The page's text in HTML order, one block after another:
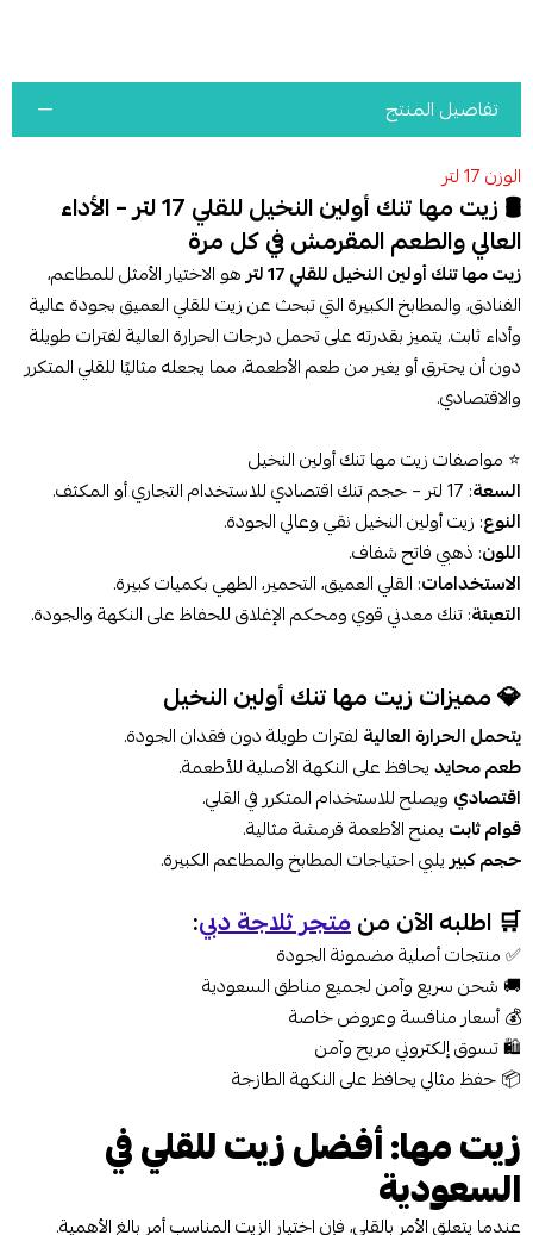
تفاصيل المنتج
الوزن 17 لتر
🛢️ زيت مها تنك أولين النخيل للقلي 17 لتر – الأداء
العالي والطعم المقرمش في كل مرة
زيت مها تنك أولين النخيل للقلي 17 لتر
هو الاختيار الأمثل للمطاعم،
الفنادق، والمطابخ الكبيرة التي تبحث عن زيت للقلي العميق بجودة عالية
وأداء ثابت. يتميز بقدرته على تحمل درجات الحرارة العالية لفترات طويلة
دون أن يحترق أو يغير من طعم الأطعمة، مما يجعله مثاليًا للقلي المتكرر
والاقتصادي.
⭐ مواصفات زيت مها تنك أولين النخيل
السعة: 17 لتر – حجم تنك اقتصادي للاستخدام التجاري أو المكثف.
النوع: زيت أولين النخيل نقي وعالي الجودة.
اللون: ذهبي فاتح شفاف.
الاستخدامات: القلي العميق، التحمير، الطهي بكميات كبيرة.
التعبئة: تنك معدني قوي ومحكم الإغلاق للحفاظ على النكهة والجودة.
💎 مميزات زيت مها تنك أولين النخيل
يتحمل الحرارة العالية لفترات طويلة دون فقدان الجودة.
طعم محايديحافظ على النكهة الأصلية للأطعمة.
اقتصادي ويصلح للاستخدام المتكرر في القلي.
قوام ثابت يمنح الأطعمة قرمشة مثالية.
حجم كبيريلبي احتياجات المطابخ والمطاعم الكبيرة.
🛒 اطلبه الآن منمتجر ثلاجة دبي:
✅ منتجات أصلية مضمونة الجودة
🚚 شحن سريع وآمن لجميع مناطق السعودية
💰 أسعار منافسة وعروض خاصة
🛍️ تسوق إلكتروني مريح وآمن
📦 حفظ مثالي يحافظ على النكهة الطازجة
زيت مها: أفضل زيت للقلي في
السعودية
عندما يتعلق الأمر بالقلي، فإن اختيار الزيت المناسب أمر بالغ الأهمية.